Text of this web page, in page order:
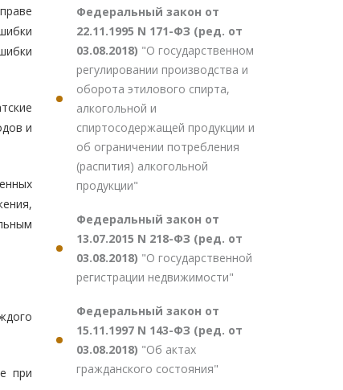
и
при
Федеральный закон от
22.11.1995 N 171-ФЗ (ред. от
03.08.2018) "О государственном
регулировании производства и
оборота этилового спирта,
алкогольной и
спиртосодержащей продукции и
об ограничении потребления
(распития) алкогольной
продукции"
Федеральный закон от
13.07.2015 N 218-ФЗ (ред. от
03.08.2018) "О государственной
регистрации недвижимости"
Федеральный закон от
15.11.1997 N 143-ФЗ (ред. от
03.08.2018) "Об актах
гражданского состояния"